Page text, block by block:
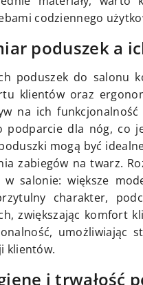
codziennego
poduszek a
poduszek do salonu
klientów oraz
na ich
podparcie dla nóg, co
poduszki mogą być
zabiegów na twarz.
w salonie: większe
charakter,
zwiększając komfort
umożliwiając
klientów.
i trwałość